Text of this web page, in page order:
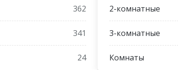
362
341
24
2-комнатные
3-комнатные
Комнаты